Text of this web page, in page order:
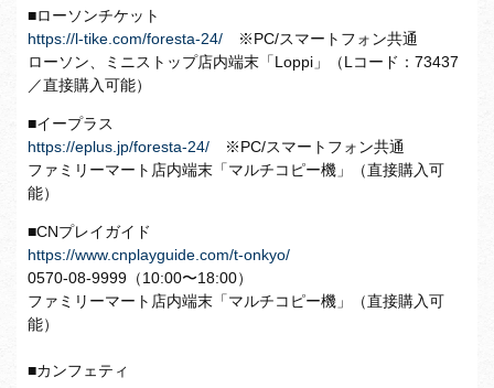
■ローソンチケット
https://l-tike.com/foresta-24/ ※PC/スマートフォン共通
ローソン、ミニストップ店内端末「Loppi」（Lコード：73437
／直接購入可能）
■イープラス
https://eplus.jp/foresta-24/ ※PC/スマートフォン共通
ファミリーマート店内端末「マルチコピー機」（直接購入可
能）
■CNプレイガイド
https://www.cnplayguide.com/t-onkyo/
0570-08-9999（10:00〜18:00）
ファミリーマート店内端末「マルチコピー機」（直接購入可
能）
■カンフェティ